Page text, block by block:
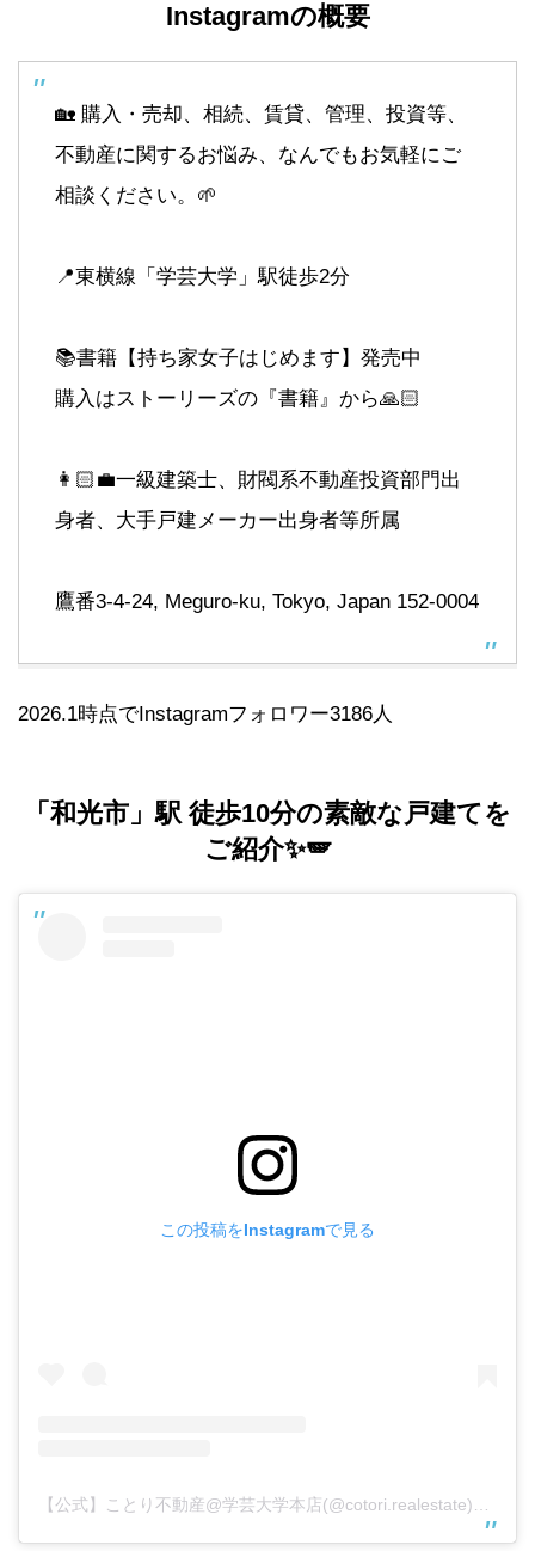
Instagramの概要
🏡 購入・売却、相続、賃貸、管理、投資等、
不動産に関するお悩み、なんでもお気軽にご
相談ください。🌱
📍東横線「学芸大学」駅徒歩2分
📚書籍【持ち家女子はじめます】発売中
購入はストーリーズの『書籍』から🙏🏻
👩🏻‍💼一級建築士、財閥系不動産投資部門出
身者、大手戸建メーカー出身者等所属
鷹番3-4-24, Meguro-ku, Tokyo, Japan 152-0004
2026.1時点でInstagramフォロワー3186人
「和光市」駅 徒歩10分の素敵な戸建てを
ご紹介✨🪽
この投稿をInstagramで見る